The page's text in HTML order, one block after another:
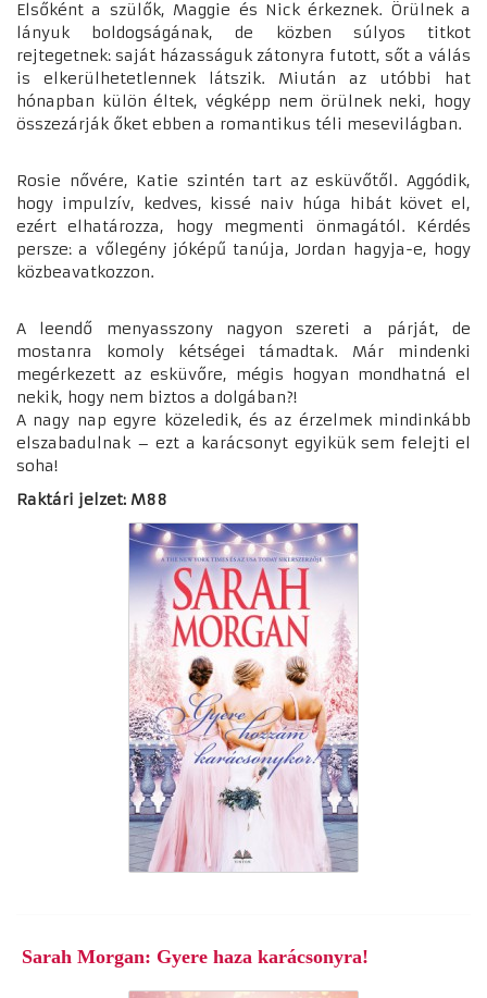
Elsőként a szülők, Maggie és Nick érkeznek. Örülnek a
lányuk boldogságának, de közben súlyos titkot
rejtegetnek: saját házasságuk zátonyra futott, sőt a válás
is elkerülhetetlennek látszik. Miután az utóbbi hat
hónapban külön éltek, végképp nem örülnek neki, hogy
összezárják őket ebben a romantikus téli mesevilágban.
Rosie nővére, Katie szintén tart az esküvőtől. Aggódik,
hogy impulzív, kedves, kissé naiv húga hibát követ el,
ezért elhatározza, hogy megmenti önmagától. Kérdés
persze: a vőlegény jóképű tanúja, Jordan hagyja-e, hogy
közbeavatkozzon.
A leendő menyasszony nagyon szereti a párját, de
mostanra komoly kétségei támadtak. Már mindenki
megérkezett az esküvőre, mégis hogyan mondhatná el
nekik, hogy nem biztos a dolgában?!
A nagy nap egyre közeledik, és az érzelmek mindinkább
elszabadulnak – ezt a karácsonyt egyikük sem felejti el
soha!
Raktári jelzet: M88
Sarah Morgan: Gyere haza karácsonyra!